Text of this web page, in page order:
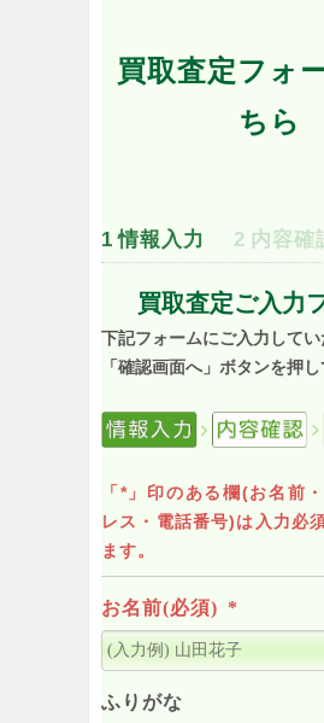
買取査定フォ
ちら
1 情報入力 2 内容確
買取査定ご入力
下記フォームにご入力してい
「確認画面へ」ボタンを押し
「*」印のある欄(お名前
レス・電話番号)は入力必
ます。
お名前(必須) *
ふりがな